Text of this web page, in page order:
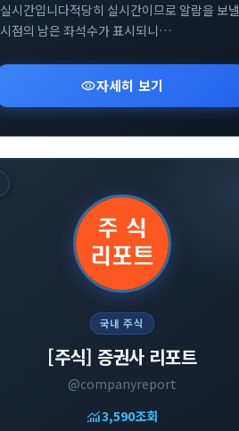
실시간입니다적당히 실시간이므로 알람을 보낼
시점의 남은 좌석수가 표시되니
visibility자세히 보기
국내 주식
[주식] 증권사 리포트
@companyreport
monitoring3,590조회